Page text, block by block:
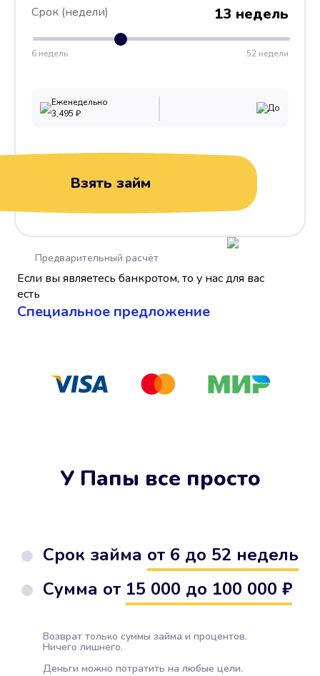
Срок (недели) 13 недель
6 недель 52 недели
Еженедельно
3,495 ₽ До
Взять займ
Если вы являетесь банкротом, то у нас для вас
есть
Cпециальное предложение
Предварительный расчёт
У Папы все просто
Срок займа от 6 до 52 недель
Сумма от 15 000 до 100 000 ₽
Возврат только суммы займа и процентов.
Ничего лишнего.
Деньги можно потратить на любые цели.